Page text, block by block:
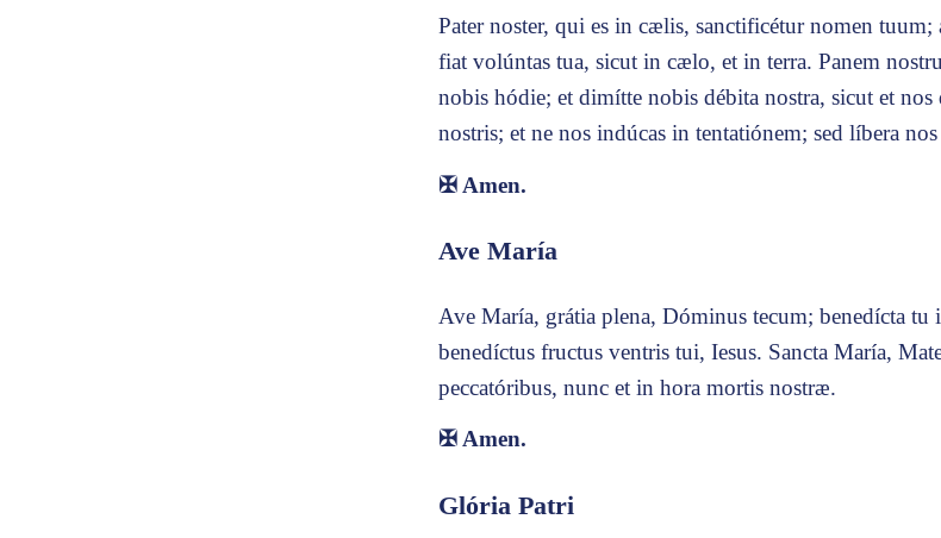
Pater noster, qui es in cælis, sanctificétur nomen
fiat volúntas tua, sicut in cælo, et in terra. Panem
nobis hódie; et dimítte nobis débita nostra, sicut et
nostris; et ne nos indúcas in tentatiónem; sed líbera
✠ Amen.
Ave María
Ave María, grátia plena, Dóminus tecum; benedícta tu
benedíctus fructus ventris tui, Iesus. Sancta María,
peccatóribus, nunc et in hora mortis nostræ.
✠Amen.
Glória Patri